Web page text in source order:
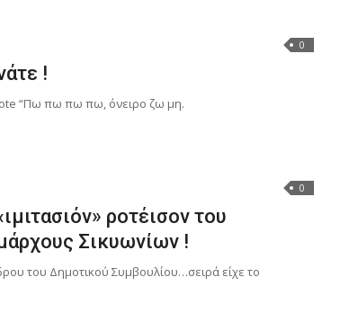
0
!
“Πω πω πω πω, όνειρο ζω μη.
0
ροτέισον του
Σικυωνίων !
του Δημοτικού Συμβουλίου…σειρά είχε το